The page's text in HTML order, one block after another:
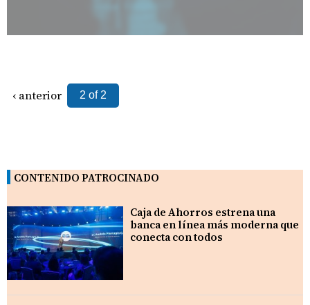
‹ anterior 2 of 2
CONTENIDO PATROCINADO
Caja de Ahorros estrena una
banca en línea más moderna que
conecta con todos